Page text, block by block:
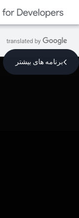
برنامه های بیشتر